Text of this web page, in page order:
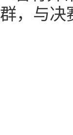
群，与决